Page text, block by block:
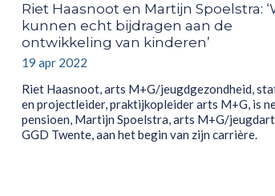
Riet Haasnoot en Martijn Spoelstra:
kunnen echt bijdragen aan de
ontwikkeling van kinderen’
19 apr 2022
Riet Haasnoot, arts M+G/jeugdgezondheid,
en projectleider, praktijkopleider arts M+G, is
pensioen, Martijn Spoelstra, arts M+G/
GGD Twente, aan het begin van zijn carrière.